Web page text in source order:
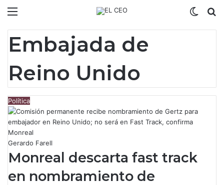
Embajada de
Reino Unido
Política
Gerardo Farell
Monreal descarta fast track
en nombramiento de